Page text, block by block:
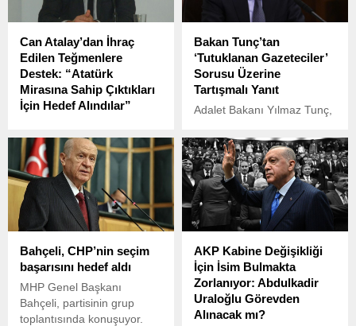
Can Atalay’dan İhraç
Edilen Teğmenlere
Destek: “Atatürk
Mirasına Sahip Çıktıkları
İçin Hedef Alındılar”
tutuklu bulunan Türkiye İşçi
Partisi (TİP) Hatay
Milletvekili Can Atalay, Türk
Silahlı Kuvvetleri’nden
(TSK) ihraç edilen beş
teğmenin durumuna ilişkin
Bakan Tunç’tan
‘Tutuklanan Gazeteciler’
Sorusu Üzerine
Tartışmalı Yanıt
Adalet Bakanı Yılmaz Tunç,
öncesinde gündeme ilişkin
açıklamalarda bulundu.
Bahçeli, CHP’nin seçim
başarısını hedef aldı
MHP Genel Başkanı
Bahçeli, partisinin grup
toplantısında konuşuyor.
AKP Kabine Değişikliği
İçin İsim Bulmakta
Zorlanıyor: Abdulkadir
Uraloğlu Görevden
Alınacak mı?